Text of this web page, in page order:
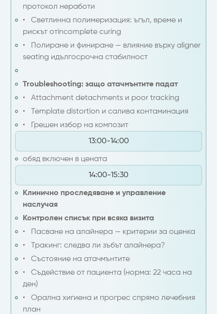
протокол неработи
• Светлинна полимеризация: ъгъл, време и
рискът отincomplete curing
• Полиране и финиране — влияние върху aligner
seating идългосрочна стабилност
Troubleshooting: защо атачмънтите падат
• Attachment detachments и poor tracking
• Template distortion и салива контаминация
• Грешен избор на композит
13:00-14:00
обяд включен в цената
14:00-15:30
Клинично проследяване и управление
наслучая
Контролен списък при всяка визита
• Пасване на алайнера — критерии за оценка
• Тракинг: следва ли зъбът алайнера?
• Състояние на атачмънтите
• Съдействие от пациента (норма: 22 часа на
ден)
• Орална хигиена и прогрес спрямо лечебния
план